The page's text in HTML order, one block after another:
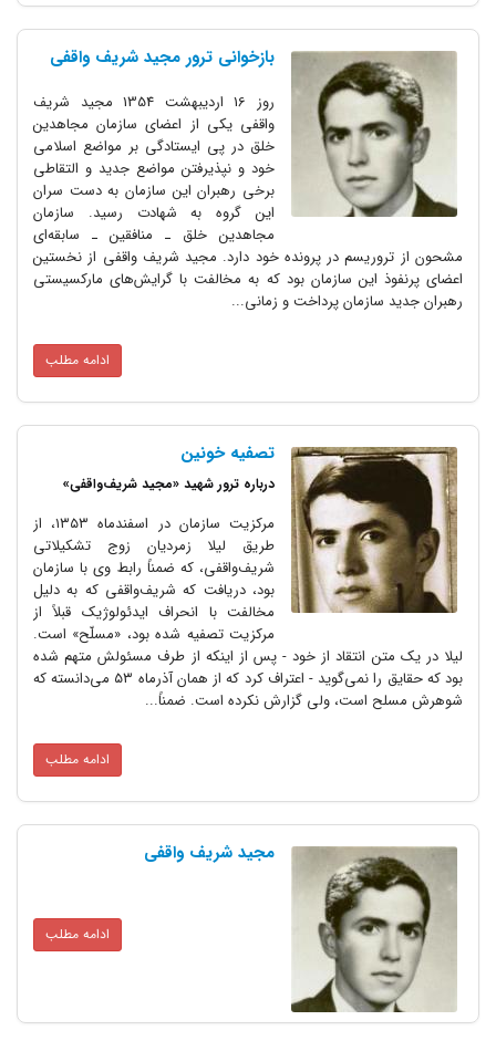
بازخوانی ترور مجید شریف واقفی
روز 16 اردیبهشت 1354 مجید شریف
واقفی یکی از اعضای سازمان مجاهدین
خلق در پی ایستادگی بر مواضع اسلامی
خود و نپذیرفتن مواضع جدید و التقاطی
برخی رهبران این سازمان به دست سران
این گروه به شهادت رسید. سازمان
مجاهدین خلق ـ منافقین ـ سابقه‌ای
در پرونده خود دارد. مجید شریف واقفی از نخستین
این سازمان بود که به مخالفت با گرایش‌های مارکسیستی
پرداخت و زمانی...
تصفیه خونین
درباره ترور شهید «مجید شریف‌واقفی»
مرکزیت سازمان در اسفندماه ١٣٥٣، از
طریق لیلا زمردیان زوج تشکیلاتی
شریف‌واقفی، که ضمناً رابط وی با سازمان
بود، دریافت که شریف‌واقفی که به دلیل
مخالفت با انحراف ایدئولوژیک قبلاً از
مرکزیت تصفیه شده بود، «مسلّح» است.
انتقاد از خود - پس از اینکه از طرف مسئولش متهم شده
بود که حقایق را نمی‌گوید - اعتراف کرد که از همان آذرماه ٥٣ می‌دانسته که
ولی گزارش نکرده است. ضمناً...
مجید شریف واقفی